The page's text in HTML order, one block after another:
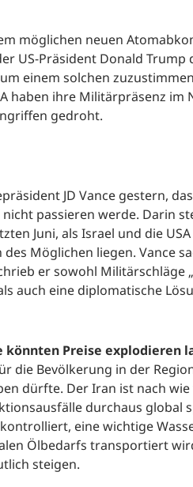
möglichen neuen
US-Präsident Donald Trump
einem solchen
haben ihre Militärpräsenz im
gedroht.
JD Vance gestern,
passieren werde. Darin
Juni, als Israel und die
Möglichen liegen. Vance
er sowohl Militärschläge
auch eine diplomatische
Preise explodieren
die Bevölkerung in der
dürfte. Der Iran ist nach
durchaus global
eine wichtige
Ölbedarfs transportiert
steigen.